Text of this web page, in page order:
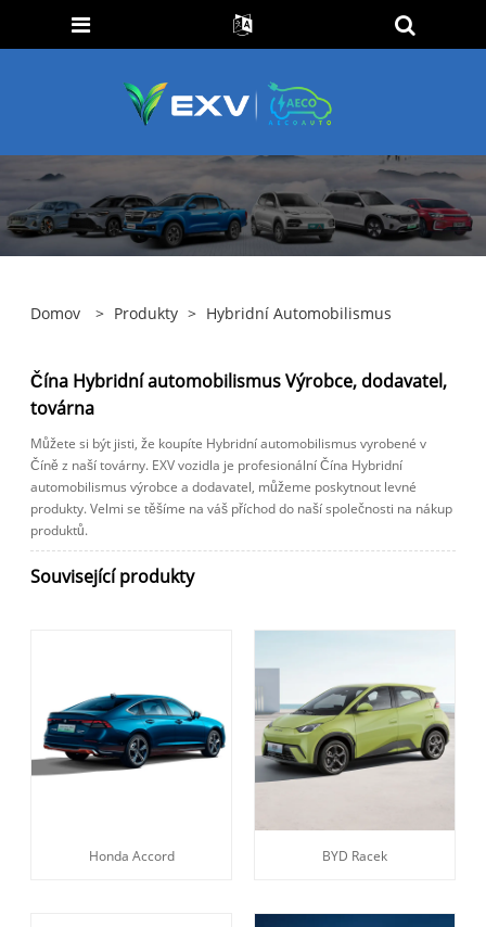
Domov > Produkty > Hybridní Automobilismus
Čína Hybridní automobilismus Výrobce, dodavatel,
továrna
Můžete si být jisti, že koupíte Hybridní automobilismus vyrobené v
Číně z naší továrny. EXV vozidla je profesionální Čína Hybridní
automobilismus výrobce a dodavatel, můžeme poskytnout levné
produkty. Velmi se těšíme na váš příchod do naší společnosti na nákup
produktů.
Související produkty
Honda Accord BYD Racek